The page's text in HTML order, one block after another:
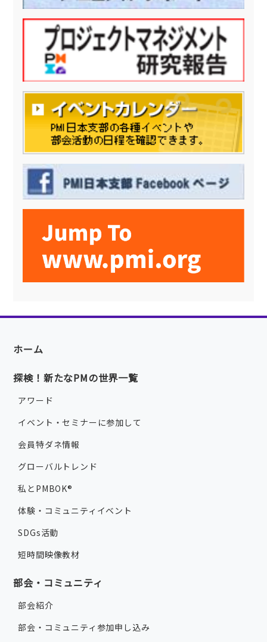
ホーム
探検！新たなPMの世界一覧
アワード
イベント・セミナーに参加して
会員特ダネ情報
グローバルトレンド
私とPMBOK®
体験・コミュニティイベント
SDGs活動
短時間映像教材
部会・コミュニティ
部会紹介
部会・コミュニティ参加申し込み